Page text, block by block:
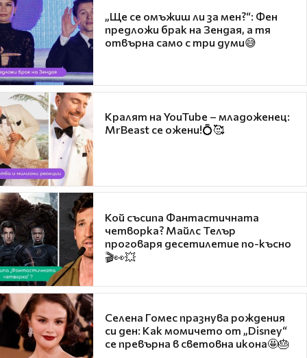
„Ще се омъжиш ли за мен?“: Фен
предложи брак на Зендая, а тя
отвърна само с три думи😅
Кралят на YouTube – младоженец:
MrBeast се ожени!💍🥰
Кой съсипа Фантастичната
четворка? Майлс Телър
проговаря десетилетие по-късно
🎬👀💥
Селена Гомес празнува рождения
си ден: Как момичето от „Disney“
се превърна в световна икона🤩🎂